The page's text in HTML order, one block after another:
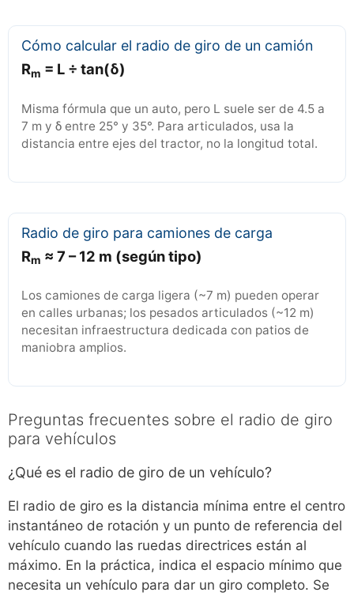
Cómo calcular el radio de giro de un camión
Rm = L ÷ tan(δ)
Misma fórmula que un auto, pero L suele ser de 4.5 a
7 m y δ entre 25° y 35°. Para articulados, usa la
distancia entre ejes del tractor, no la longitud total.
Radio de giro para camiones de carga
Rm ≈ 7 – 12 m (según tipo)
Los camiones de carga ligera (~7 m) pueden operar
en calles urbanas; los pesados articulados (~12 m)
necesitan infraestructura dedicada con patios de
maniobra amplios.
Preguntas frecuentes sobre el radio de giro
para vehículos
¿Qué es el radio de giro de un vehículo?
El radio de giro es la distancia mínima entre el centro
instantáneo de rotación y un punto de referencia del
vehículo cuando las ruedas directrices están al
máximo. En la práctica, indica el espacio mínimo que
necesita un vehículo para dar un giro completo. Se